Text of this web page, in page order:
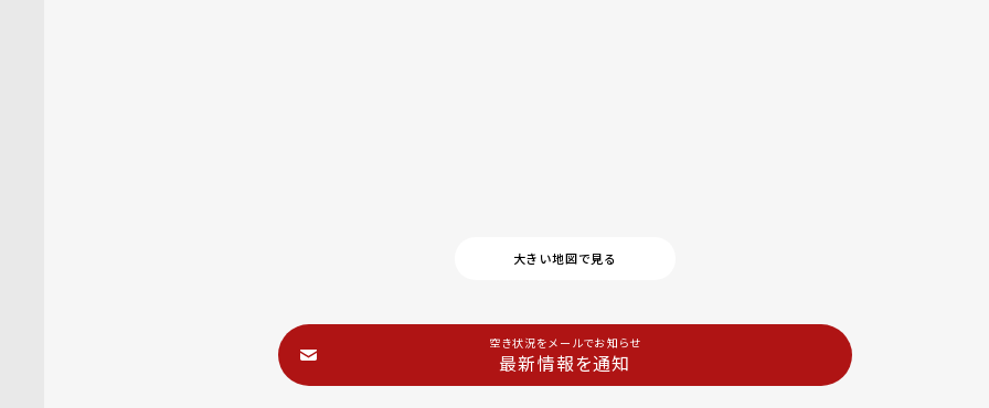
大きい地図で見る
空き状況をメールでお知らせ
最新情報を通知